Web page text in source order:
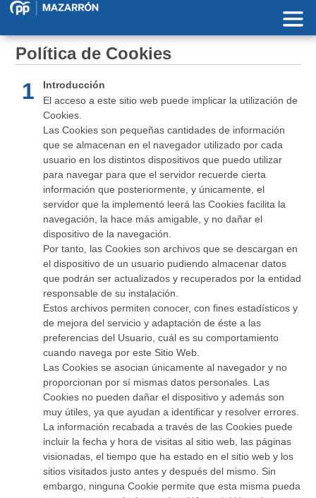
Pasar al contenido principal
Política de Cookies
1
Introducción
El acceso a este sitio web puede implicar la utilización de
Cookies.
Las Cookies son pequeñas cantidades de información
que se almacenan en el navegador utilizado por cada
usuario en los distintos dispositivos que puedo utilizar
para navegar para que el servidor recuerde cierta
información que posteriormente, y únicamente, el
servidor que la implementó leerá las Cookies facilita la
navegación, la hace más amigable, y no dañar el
dispositivo de la navegación.
Por tanto, las Cookies son archivos que se descargan en
el dispositivo de un usuario pudiendo almacenar datos
que podrán ser actualizados y recuperados por la entidad
responsable de su instalación.
Estos archivos permiten conocer, con fines estadísticos y
de mejora del servicio y adaptación de éste a las
preferencias del Usuario, cuál es su comportamiento
cuando navega por este Sitio Web.
Las Cookies se asocian únicamente al navegador y no
proporcionan por sí mismas datos personales. Las
Cookies no pueden dañar el dispositivo y además son
muy útiles, ya que ayudan a identificar y resolver errores.
La información recabada a través de las Cookies puede
incluir la fecha y hora de visitas al sitio web, las páginas
visionadas, el tiempo que ha estado en el sitio web y los
sitios visitados justo antes y después del mismo. Sin
embargo, ninguna Cookie permite que esta misma pueda